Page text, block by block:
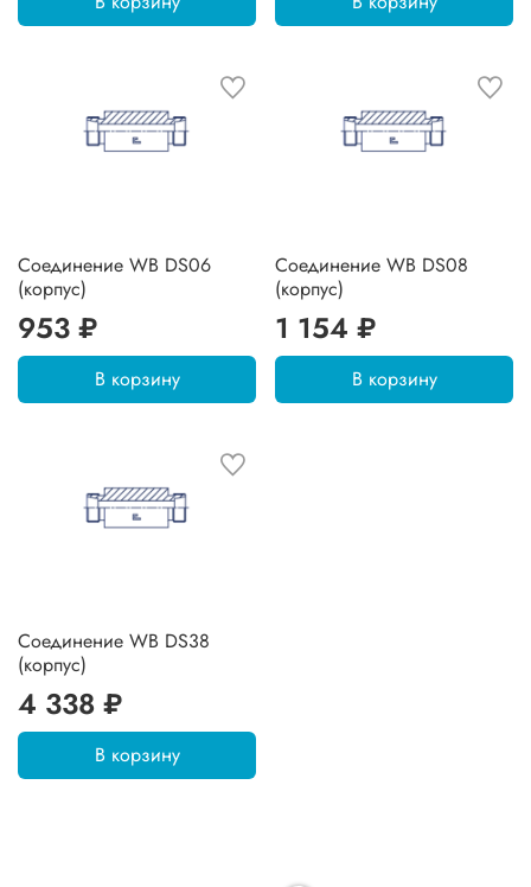
Соединение WB DS06
(корпус)
953 ₽
В корзину
Соединение WB DS08
(корпус)
1 154 ₽
В корзину
Соединение WB DS38
(корпус)
4 338 ₽
В корзину